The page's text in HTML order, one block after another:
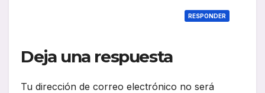
RESPONDER
Deja una respuesta
Tu dirección de correo electrónico no será